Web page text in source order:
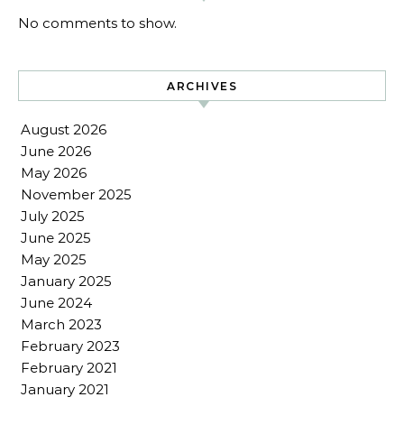
No comments to show.
ARCHIVES
August 2026
June 2026
May 2026
November 2025
July 2025
June 2025
May 2025
January 2025
June 2024
March 2023
February 2023
February 2021
January 2021